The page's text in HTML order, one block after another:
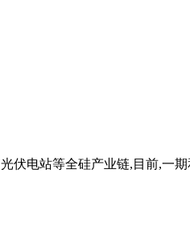
电站等全硅产业链,目前,一